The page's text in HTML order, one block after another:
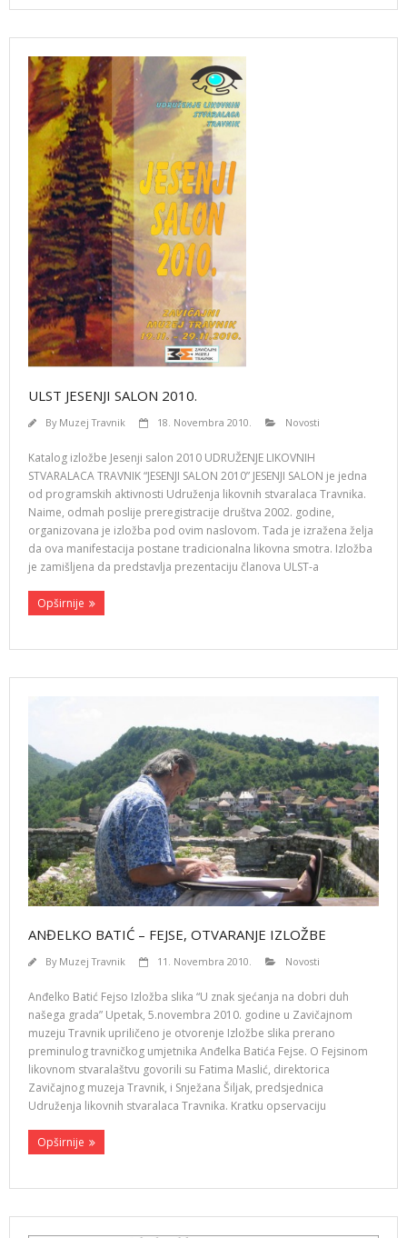
ULST JESENJI SALON 2010.
By Muzej Travnik 18. Novembra 2010. Novosti
Katalog izložbe Jesenji salon 2010 UDRUŽENJE LIKOVNIH
STVARALACA TRAVNIK “JESENJI SALON 2010” JESENJI SALON je jedna
od programskih aktivnosti Udruženja likovnih stvaralaca Travnika.
Naime, odmah poslije preregistracije društva 2002. godine,
organizovana je izložba pod ovim naslovom. Tada je izražena želja
da ova manifestacija postane tradicionalna likovna smotra. Izložba
je zamišljena da predstavlja prezentaciju članova ULST-a
Opširnije
ANĐELKO BATIĆ – FEJSE, OTVARANJE IZLOŽBE
By Muzej Travnik 11. Novembra 2010. Novosti
Anđelko Batić Fejso Izložba slika “U znak sjećanja na dobri duh
našega grada” Upetak, 5.novembra 2010. godine u Zavičajnom
muzeju Travnik upriličeno je otvorenje Izložbe slika prerano
preminulog travničkog umjetnika Anđelka Batića Fejse. O Fejsinom
likovnom stvaralaštvu govorili su Fatima Maslić, direktorica
Zavičajnog muzeja Travnik, i Snježana Šiljak, predsjednica
Udruženja likovnih stvaralaca Travnika. Kratku opservaciju
Opširnije